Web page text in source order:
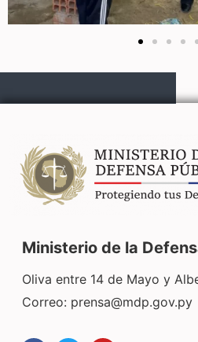
Ministerio de la
Oliva entre 14 de Mayo y
Correo: prensa@mdp.gov.py